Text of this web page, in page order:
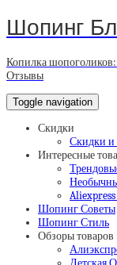
Шопинг
Копилка
Отзывы
Toggle navigation
Скидки
Скидки и
Интересные
Шопинг Советы
Шопинг Стиль
Обзоры товаров